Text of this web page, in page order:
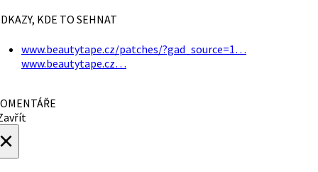
KDE TO SEHNAT
www.beautytape.cz/patches/?gad_source=1…
www.beautytape.cz…